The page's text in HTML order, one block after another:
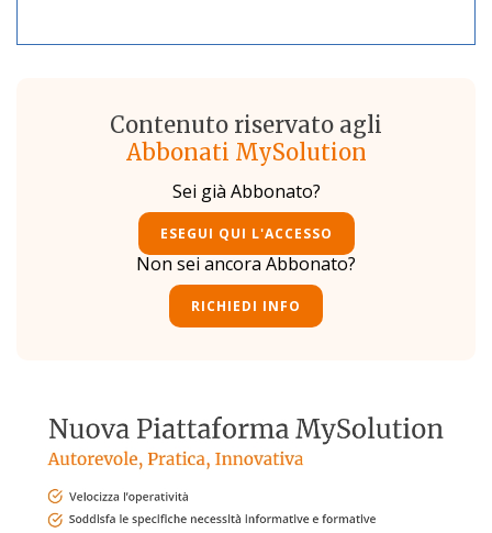
Contenuto riservato agli
Abbonati MySolution
Sei già Abbonato?
ESEGUI QUI L'ACCESSO
Non sei ancora Abbonato?
RICHIEDI INFO